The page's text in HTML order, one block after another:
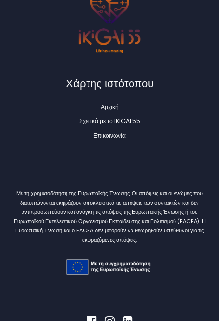
Χάρτης ιστότοπου
Αρχική
Σχετικά με το IKIGAI 55
Επικοινωνία
Με τη χρηματοδότηση της Ευρωπαϊκής Ένωσης. Οι απόψεις και οι γνώμες που
διατυπώνονται εκφράζουν αποκλειστικά τις απόψεις των συντακτών και δεν
αντιπροσωπεύουν κατ'ανάγκη τις απόψεις της Ευρωπαϊκής Ένωσης ή του
Ευρωπαϊκού Εκτελεστικού Οργανισμού Εκπαίδευσης και Πολιτισμού (EACEA). Η
Ευρωπαϊκή Ένωση και ο EACEA δεν μπορούν να θεωρηθούν υπεύθυνοι για τις
εκφραζόμενες απόψεις.